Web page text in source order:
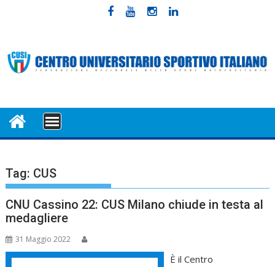
MENU
Tag: CUS
CNU Cassino 22: CUS Milano chiude in testa al
medagliere
31 Maggio 2022
È il Centro